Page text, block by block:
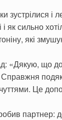
зустрілися і
як сильно
які
«Дякую, що
Це
партнер: